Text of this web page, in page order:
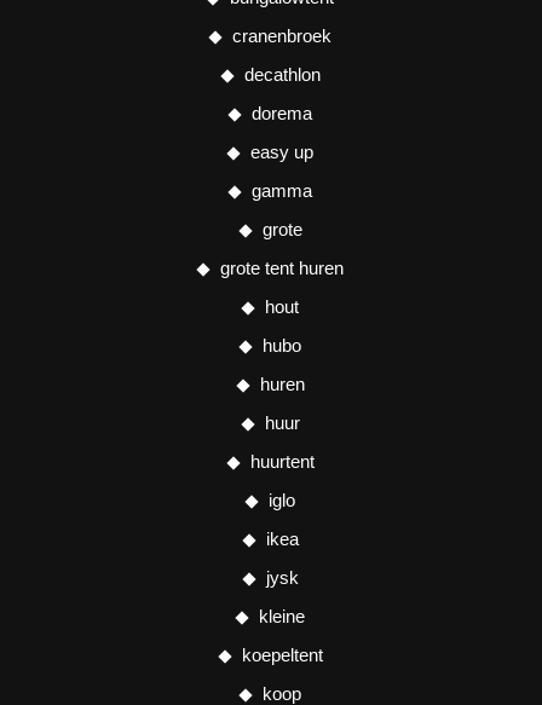
cranenbroek
decathlon
dorema
easy up
gamma
grote
grote tent huren
hout
hubo
huren
huur
huurtent
iglo
ikea
jysk
kleine
koepeltent
koop